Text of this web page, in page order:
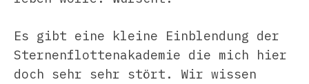
Es gibt eine kleine Einblendung der
Sternenflottenakademie die mich hier
doch sehr sehr stört. Wir wissen